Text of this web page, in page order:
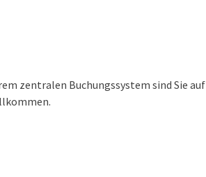
zentralen Buchungssystem sind Sie auf